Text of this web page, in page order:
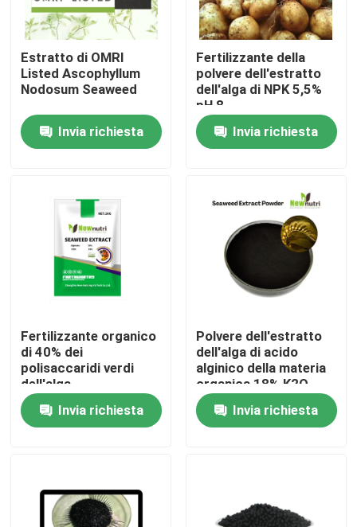
Casa
Chi siamo
Prodotti
Fertilizzante organico di acido umico
Fertilizzante organico dell'azoto
Fertilizzante dell'umato del potassio
Polvere acida fulvica
Estratto di OMRI
Listed Ascophyllum
Nodosum Seaweed
Invia richiesta
Fertilizzante della
polvere dell'estratto
dell'alga di NPK 5,5%
pH 8
Invia richiesta
Fertilizzante organico
di 40% dei
polisaccaridi verdi
dell'alga
Invia richiesta
Polvere dell'estratto
dell'alga di acido
alginico della materia
organica 18% K2O
18% di 50%
Invia richiesta